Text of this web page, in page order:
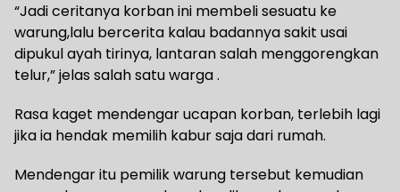
“Jadi ceritanya korban ini membeli sesuatu ke
warung,lalu bercerita kalau badannya sakit usai
dipukul ayah tirinya, lantaran salah menggorengkan
telur,” jelas salah satu warga .
Rasa kaget mendengar ucapan korban, terlebih lagi
jika ia hendak memilih kabur saja dari rumah.
Mendengar itu pemilik warung tersebut kemudian